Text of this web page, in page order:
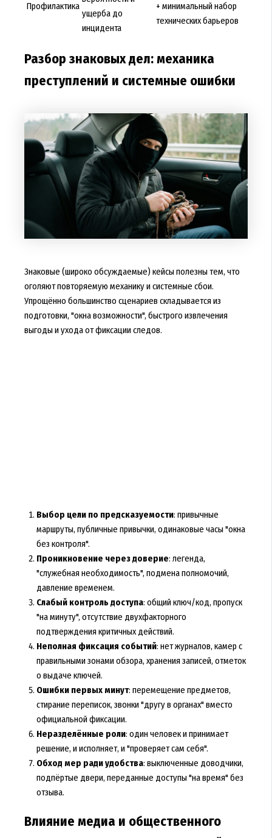
Профилактика
ущерба до
инцидента
+ минимальный набор
технических барьеров
Разбор знаковых дел: механика
преступлений и системные ошибки
Знаковые (широко обсуждаемые) кейсы полезны тем, что
оголяют повторяемую механику и системные сбои.
Упрощённо большинство сценариев складывается из
подготовки, "окна возможности", быстрого извлечения
выгоды и ухода от фиксации следов.
Выбор цели по предсказуемости: привычные
маршруты, публичные привычки, одинаковые часы "окна
без контроля".
Проникновение через доверие: легенда,
"служебная необходимость", подмена полномочий,
давление временем.
Слабый контроль доступа: общий ключ/код, пропуск
"на минуту", отсутствие двухфакторного
подтверждения критичных действий.
Неполная фиксация событий: нет журналов, камер с
правильными зонами обзора, хранения записей, отметок
о выдаче ключей.
Ошибки первых минут: перемещение предметов,
стирание переписок, звонки "другу в органах" вместо
официальной фиксации.
Неразделённые роли: один человек и принимает
решение, и исполняет, и "проверяет сам себя".
Обход мер ради удобства: выключенные доводчики,
подпёртые двери, переданные доступы "на время" без
отзыва.
Влияние медиа и общественного